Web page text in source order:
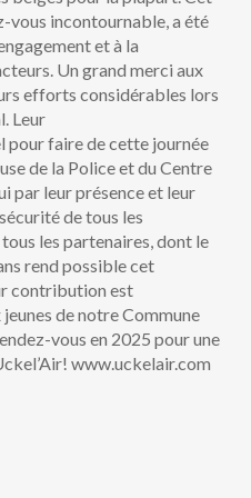
vous incontournable, a été
et à la
Un grand merci aux
efforts considérables lors
Leur
pour faire de cette journée
de la Police et du Centre
par leur présence et leur
de tous les
les partenaires, dont le
rend possible cet
contribution est
de notre Commune
vous en 2025 pour une
www.uckelair.com